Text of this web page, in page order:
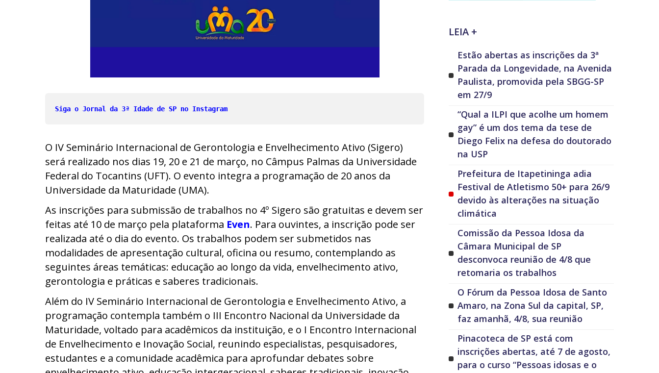
Siga o Jornal da 3ª Idade de SP no Instagram
O IV Seminário Internacional de Gerontologia e Envelhecimento Ativo (Sigero)
será realizado nos dias 19, 20 e 21 de março, no Câmpus Palmas da Universidade
Federal do Tocantins (UFT). O evento integra a programação de 20 anos da
Universidade da Maturidade (UMA).
As inscrições para submissão de trabalhos no 4º Sigero são gratuitas e devem ser
feitas até 10 de março pela plataforma Even. Para ouvintes, a inscrição pode ser
realizada até o dia do evento. Os trabalhos podem ser submetidos nas
modalidades de apresentação cultural, oficina ou resumo, contemplando as
seguintes áreas temáticas: educação ao longo da vida, envelhecimento ativo,
gerontologia e práticas e saberes tradicionais.
Além do IV Seminário Internacional de Gerontologia e Envelhecimento Ativo, a
programação contempla também o III Encontro Nacional da Universidade da
Maturidade, voltado para acadêmicos da instituição, e o I Encontro Internacional
de Envelhecimento e Inovação Social, reunindo especialistas, pesquisadores,
estudantes e a comunidade acadêmica para aprofundar debates sobre
LEIA +
Estão abertas as inscrições da 3ª
Parada da Longevidade, na Avenida
Paulista, promovida pela SBGG-SP
em 27/9
“Qual a ILPI que acolhe um homem
gay” é um dos tema da tese de
Diego Felix na defesa do doutorado
na USP
Prefeitura de Itapetininga adia
Festival de Atletismo 50+ para 26/9
devido às alterações na situação
climática
Comissão da Pessoa Idosa da
Câmara Municipal de SP
desconvoca reunião de 4/8 que
retomaria os trabalhos
O Fórum da Pessoa Idosa de Santo
Amaro, na Zona Sul da capital, SP,
faz amanhã, 4/8, sua reunião
Pinacoteca de SP está com
inscrições abertas, até 7 de agosto,
para o curso “Pessoas idosas e o